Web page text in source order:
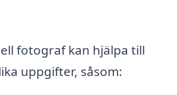
fotograf kan hjälpa till
uppgifter, såsom: